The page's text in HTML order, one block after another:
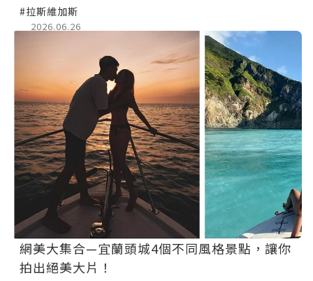
#拉斯維加斯
2026.06.26
網美大集合—宜蘭頭城4個不同風格景點，讓你
拍出絕美大片！